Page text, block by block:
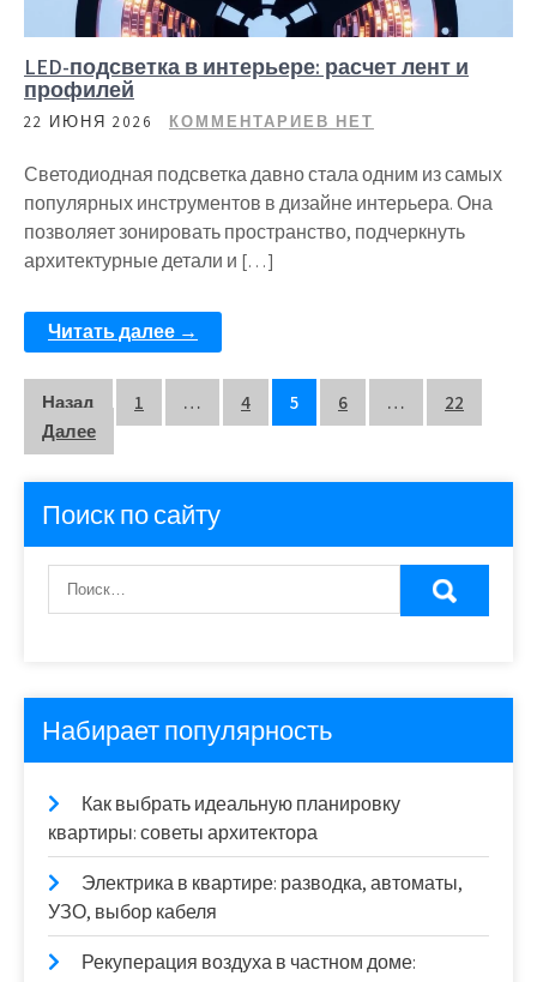
LED-подсветка в интерьере: расчет лент и
профилей
22 ИЮНЯ 2026 КОММЕНТАРИЕВ НЕТ
Светодиодная подсветка давно стала одним из самых
популярных инструментов в дизайне интерьера. Она
позволяет зонировать пространство, подчеркнуть
архитектурные детали и […]
Читать далее →
Пагинация
записей
Назад 1 … 4 5 6 …
22
Далее
Поиск по сайту
Набирает популярность
Как выбрать идеальную планировку
квартиры: советы архитектора
Электрика в квартире: разводка, автоматы,
УЗО, выбор кабеля
Рекуперация воздуха в частном доме: